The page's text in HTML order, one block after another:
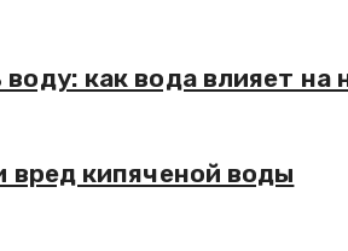
как вода влияет на
вред кипяченой воды